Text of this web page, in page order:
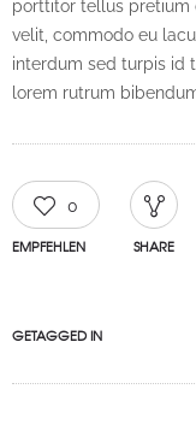
porttitor tellus pretium
velit, commodo eu
interdum sed turpis id
lorem rutrum
0
EMPFEHLEN SHARE
GETAGGED IN